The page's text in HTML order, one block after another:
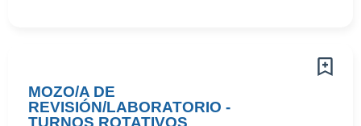
MOZO/A DE
REVISIÓN/LABORATORIO -
TURNOS ROTATIVOS